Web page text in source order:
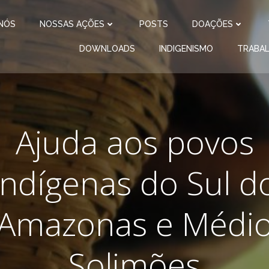
NOSSAS AÇÕES POSTS DOAÇÕES
DOWNLOADS INDIGENISMO
Ajuda aos povos
do Sul
e